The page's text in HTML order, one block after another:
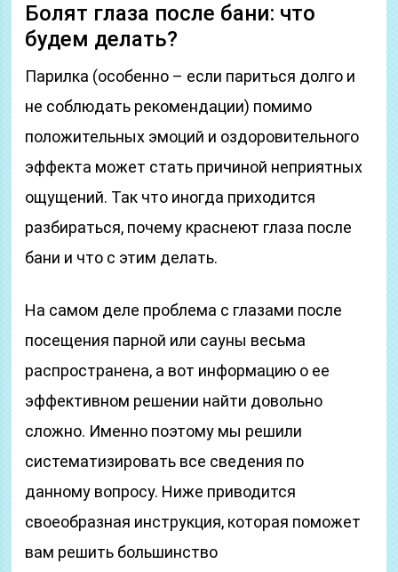
Болят глаза после бани: что
будем делать?
Парилка (особенно – если париться долго и
не соблюдать рекомендации) помимо
положительных эмоций и оздоровительного
эффекта может стать причиной неприятных
ощущений. Так что иногда приходится
разбираться, почему краснеют глаза после
бани и что с этим делать.
На самом деле проблема с глазами после
посещения парной или сауны весьма
распространена, а вот информацию о ее
эффективном решении найти довольно
сложно. Именно поэтому мы решили
систематизировать все сведения по
данному вопросу. Ниже приводится
своеобразная инструкция, которая поможет
вам решить большинство